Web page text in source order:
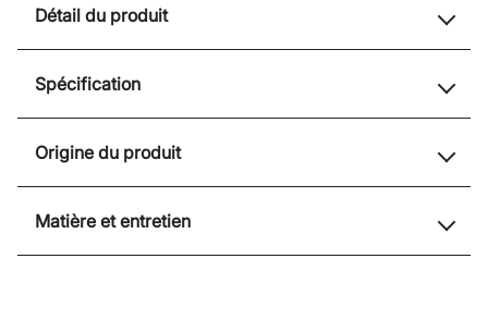
Détail du produit
Spécification
Origine du produit
Matière et entretien